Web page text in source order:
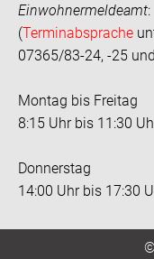
Einwohnermeldeamt:
(Terminabsprache
07365/83-24, -25
Montag bis Freitag
8:15 Uhr bis 11:30
Donnerstag
14:00 Uhr bis 17:30